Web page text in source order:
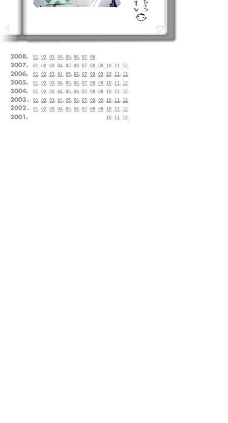
01. 02. 03. 04. 05. 06. 07. 08
01. 02. 03. 04. 05. 06. 07. 08. 09. 10. 11. 12
01. 02. 03. 04. 05. 06. 07. 08. 09. 10. 11. 12
01. 02. 03. 04. 05. 06. 07. 08. 09. 10. 11. 12
01. 02. 03. 04. 05. 06. 07. 08. 09. 10. 11. 12
01. 02. 03. 04. 05. 06. 07. 08. 09. 10. 11. 12
01. 02. 03. 04. 05. 06. 07. 08. 09. 10. 11. 12
10. 11. 12